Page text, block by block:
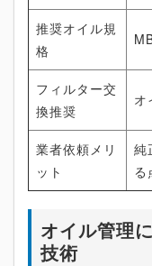
推奨オイル規
格
フィルター交
換推奨
オ
業者依頼メリ
ット
純
る
オイル管理
技術